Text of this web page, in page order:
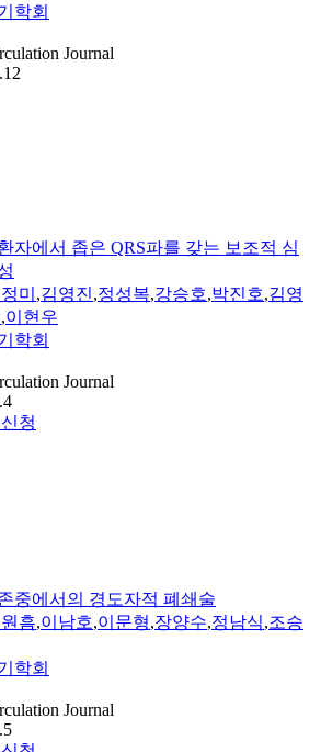
학회
Journal
자에서 좁은 QRS파를 갖는 보조적 심
미 ,김영진,정성복,강승호,박진호,김영
,이현우
학회
Journal
청
중에서의 경도자적 폐쇄술
흠,이남호,이문형,장양수,정남식,조승
학회
Journal